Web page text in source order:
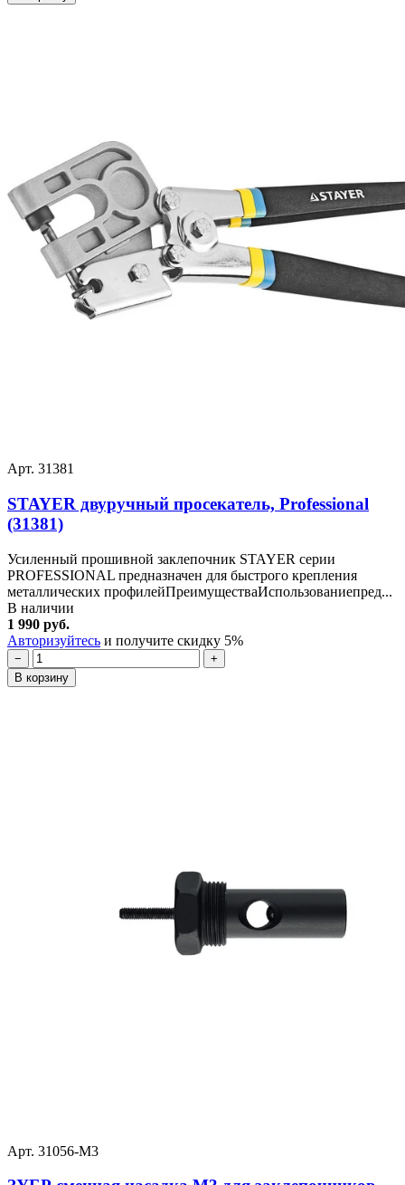
Арт. 31381
STAYER двуручный просекатель, Professional
(31381)
Усиленный прошивной заклепочник STAYER серии
PROFESSIONAL предназначен для быстрого крепления
металлических профилейПреимуществаИспользованиепред...
В наличии
1 990 руб.
Авторизуйтесь и получите скидку 5%
−
+
В корзину
Арт. 31056-M3